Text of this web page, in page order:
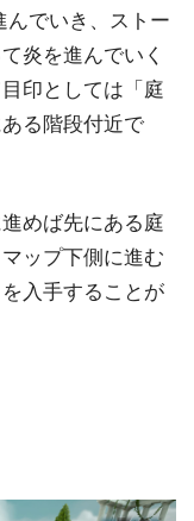
んでいき、ストー
炎を進んでいく
印としては「庭
る階段付近で
めば先にある庭
ップ下側に進む
入手することが